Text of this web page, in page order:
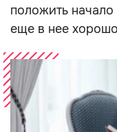
положить
еще в нее